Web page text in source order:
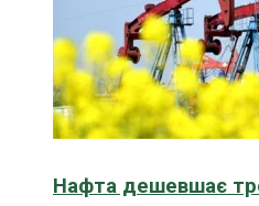
Нафта дешевшає